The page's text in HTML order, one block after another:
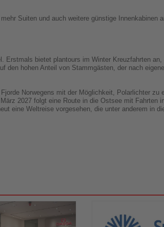
Suiten und auch weitere günstige Innenkabinen
Erstmals bietet plantours im Winter Kreuzfahrten an,
den hohen Anteil von Stammgästen, der nach
Norwegens mit der Möglichkeit, Polarlichter zu
2027 folgt eine Route in die Ostsee mit Fahrten
eine Weltreise vorgesehen, die unter anderem in